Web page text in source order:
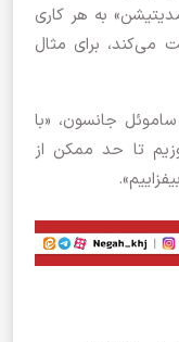
به هر کاری
می‌کند، برای مثال
جانسون، «با
تا حد ممکن از